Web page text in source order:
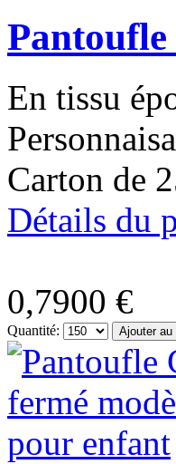
En tissu
Carton de
Détails du
0,7900 €
Quantité: